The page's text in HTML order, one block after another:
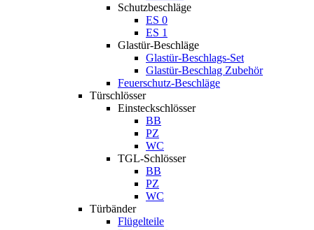
Schutzbeschläge
ES 0
ES 1
Glastür-Beschläge
Glastür-Beschlags-Set
Glastür-Beschlag Zubehör
Feuerschutz-Beschläge
Türschlösser
Einsteckschlösser
BB
PZ
WC
TGL-Schlösser
BB
PZ
WC
Türbänder
Flügelteile